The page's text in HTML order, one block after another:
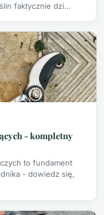
faktycznie dzi…
- kompletny
to fundament
- dowiedz się,